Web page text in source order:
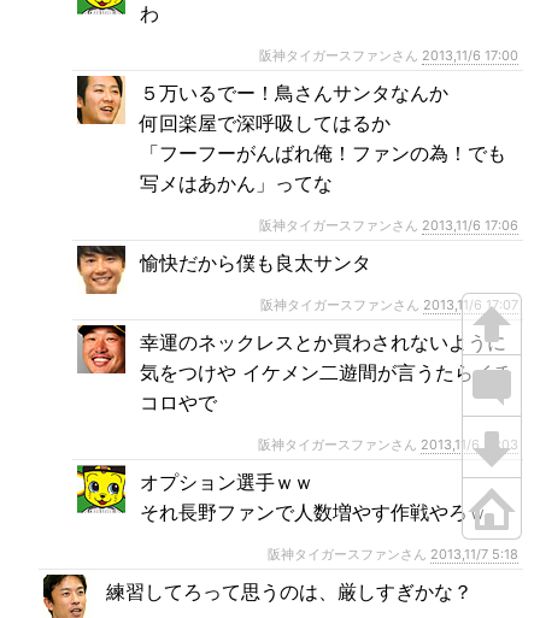
わ
阪神タイガースファンさん 2013,11/6 17:00
５万いるでー！鳥さんサンタなんか
何回楽屋で深呼吸してはるか
「フーフーがんばれ俺！ファンの為！でも
写メはあかん」ってな
阪神タイガースファンさん 2013,11/6 17:06
愉快だから僕も良太サンタ
阪神タイガースファンさん 2013,11/6 17:07
幸運のネックレスとか買わされないように
気をつけや イケメン二遊間が言うたらイチ
コロやで
阪神タイガースファンさん 2013,11/6 18:03
オプション選手ｗｗ
それ長野ファンで人数増やす作戦やろｗ
阪神タイガースファンさん 2013,11/7 5:18
練習してろって思うのは、厳しすぎかな？